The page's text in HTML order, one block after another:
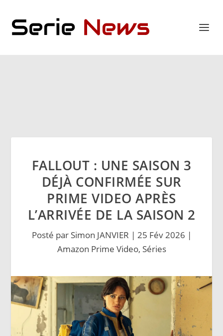
FALLOUT : UNE SAISON 3
DÉJÀ CONFIRMÉE SUR
PRIME VIDEO APRÈS
L’ARRIVÉE DE LA SAISON 2
Posté par Simon JANVIER | 25 Fév 2026 |
Amazon Prime Video, Séries